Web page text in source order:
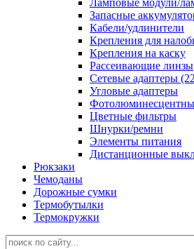
Ламповые модули/
Запасные
Кабели/удлинители
Крепления для
Крепления на каску
Рассеивающие линзы
Сетевые адаптеры
Угловые адаптеры
Цветные фильтры
Шнурки/ремни
Элементы питания
Дистанционные
Рюкзаки
Чемоданы
Дорожные сумки
Термобутылки
Термокружки